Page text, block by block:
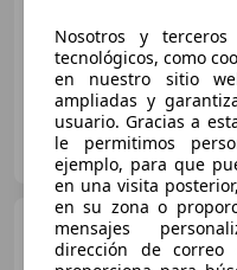
TN AUTOSPORT
ES-08205 SABADELL
Nosotros y
tecnológicos, como
en nuestro sitio
ampliadas y
usuario. Gracias a
le permitimos
ejemplo, para que
en una visita
en su zona o
mensajes
dirección de correo